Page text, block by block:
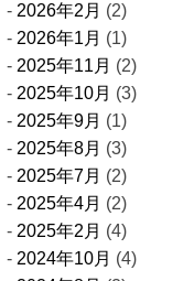
2026年2月 (2)
2026年1月 (1)
2025年11月 (2)
2025年10月 (3)
2025年9月 (1)
2025年8月 (3)
2025年7月 (2)
2025年4月 (2)
2025年2月 (4)
2024年10月 (4)